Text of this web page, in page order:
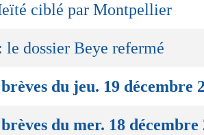
ciblé par Montpellier
: le dossier Beye refermé
du jeu. 19 décembre
du mer. 18 décembre